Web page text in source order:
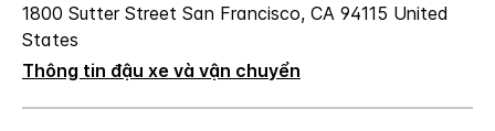
1800 Sutter Street San Francisco, CA 94115 United
States
Thông tin đậu xe và vận chuyển